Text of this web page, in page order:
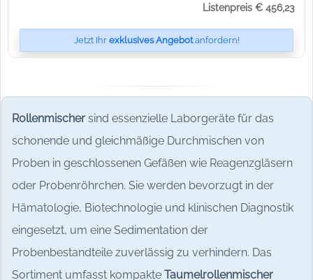
Rollenmischer sind essenzielle Laborgeräte für das
schonende und gleichmäßige Durchmischen von
Proben in geschlossenen Gefäßen wie Reagenzgläsern
oder Probenröhrchen. Sie werden bevorzugt in der
Hämatologie, Biotechnologie und klinischen Diagnostik
eingesetzt, um eine Sedimentation der
Probenbestandteile zuverlässig zu verhindern. Das
Sortiment umfasst kompakte Taumelrollenmischer
Listenpreis € 456,23
Jetzt Ihr exklusives Angebotanfordern!